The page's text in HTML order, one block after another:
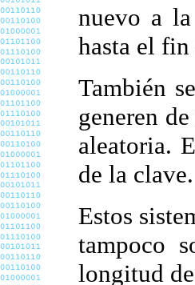
nuevo a
hasta el fin
También
generen
aleatoria.
de la clave.
Estos
tampoco
longitud